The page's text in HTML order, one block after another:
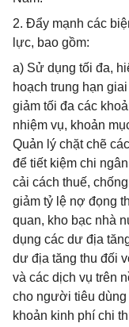
2. Đẩy mạnh các
lực, bao gồm:
a) Sử dụng tối đa,
hoạch trung hạn
giảm tối đa các
nhiệm vụ, khoản
Quản lý chặt chẽ
để tiết kiệm chi
cải cách thuế,
giảm tỷ lệ nợ đọng
quan, kho bạc nhà
dụng các dư địa
dư địa tăng thu đối
và các dịch vụ trên
cho người tiêu dùng
khoản kinh phí chi